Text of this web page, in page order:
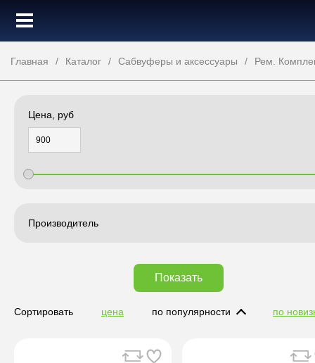
Главная Каталог Сабвуферы и аксессуары Рем.
Цена, руб
Производитель
Показать
Сортировать цена по популярности по